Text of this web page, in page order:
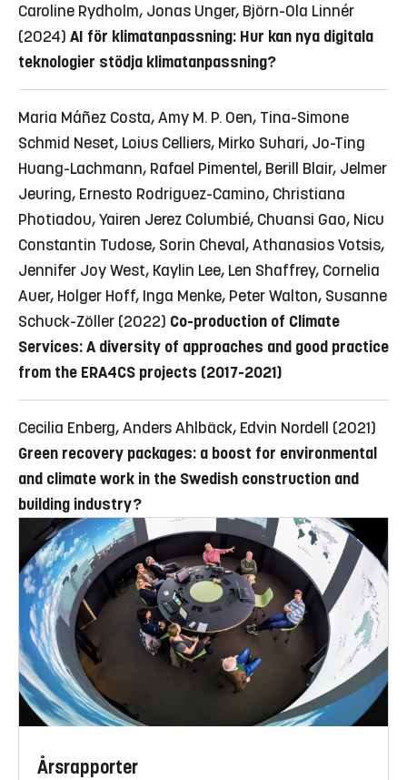
Caroline Rydholm, Jonas Unger, Björn-Ola Linnér
(2024) AI för klimatanpassning: Hur kan nya digitala
teknologier stödja klimatanpassning?
Maria Máñez Costa, Amy M. P. Oen, Tina-Simone
Schmid Neset, Loius Celliers, Mirko Suhari, Jo-Ting
Huang-Lachmann, Rafael Pimentel, Berill Blair, Jelmer
Jeuring, Ernesto Rodriguez-Camino, Christiana
Photiadou, Yairen Jerez Columbié, Chuansi Gao, Nicu
Constantin Tudose, Sorin Cheval, Athanasios Votsis,
Jennifer Joy West, Kaylin Lee, Len Shaffrey, Cornelia
Auer, Holger Hoff, Inga Menke, Peter Walton, Susanne
Schuck-Zöller (2022) Co-production of Climate
Services: A diversity of approaches and good practice
from the ERA4CS projects (2017-2021)
Cecilia Enberg, Anders Ahlbäck, Edvin Nordell (2021)
Green recovery packages: a boost for environmental
and climate work in the Swedish construction and
building industry?
Årsrapporter